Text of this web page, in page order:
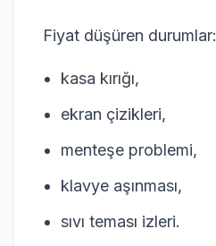
Fiyat düşüren durumlar:
kasa kırığı,
ekran çizikleri,
menteşe problemi,
klavye aşınması,
sıvı teması izleri.